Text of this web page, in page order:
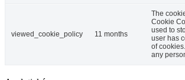
viewed_cookie_policy 11 months
The
Cookie
used to
user has
of
any